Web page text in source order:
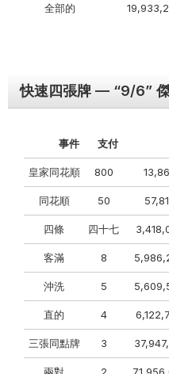
全部的
快速四張牌 — “9/6”
事件 支付
皇家同花順 800
同花順 50
四條 四十七
客滿 8
沖洗 5
直的 4
三張同點牌 3
兩對 2